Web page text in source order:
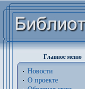
Главное меню
Новости
О проекте